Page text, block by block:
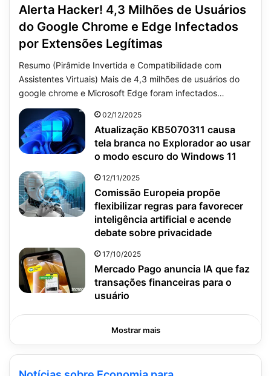
Alerta Hacker! 4,3 Milhões de Usuários
do Google Chrome e Edge Infectados
por Extensões Legítimas
Resumo (Pirâmide Invertida e Compatibilidade com
Assistentes Virtuais) Mais de 4,3 milhões de usuários do
google chrome e Microsoft Edge foram infectados…
02/12/2025
Atualização KB5070311 causa
tela branca no Explorador ao usar
o modo escuro do Windows 11
12/11/2025
Comissão Europeia propõe
flexibilizar regras para favorecer
inteligência artificial e acende
debate sobre privacidade
17/10/2025
Mercado Pago anuncia IA que faz
transações financeiras para o
usuário
Mostrar mais